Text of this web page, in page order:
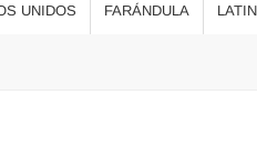
UNIDOS FARÁNDULA